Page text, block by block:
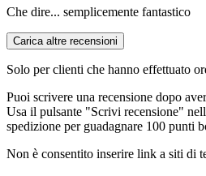
Che dire... semplicemente fantastico
Carica altre recensioni
Solo per clienti che hanno effettuato
Puoi scrivere una recensione dopo
Usa il pulsante "Scrivi recensione"
spedizione per guadagnare 100 punti
Non è consentito inserire link a siti di